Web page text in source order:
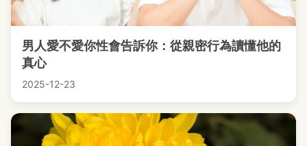
男人愛不愛你性會告訴你：從親密行為讀懂他的
真心
2025-12-23